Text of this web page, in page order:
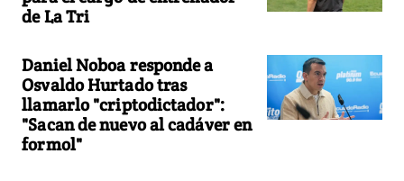
de La Tri
Daniel Noboa responde a
Osvaldo Hurtado tras
llamarlo "criptodictador":
"Sacan de nuevo al cadáver en
formol"